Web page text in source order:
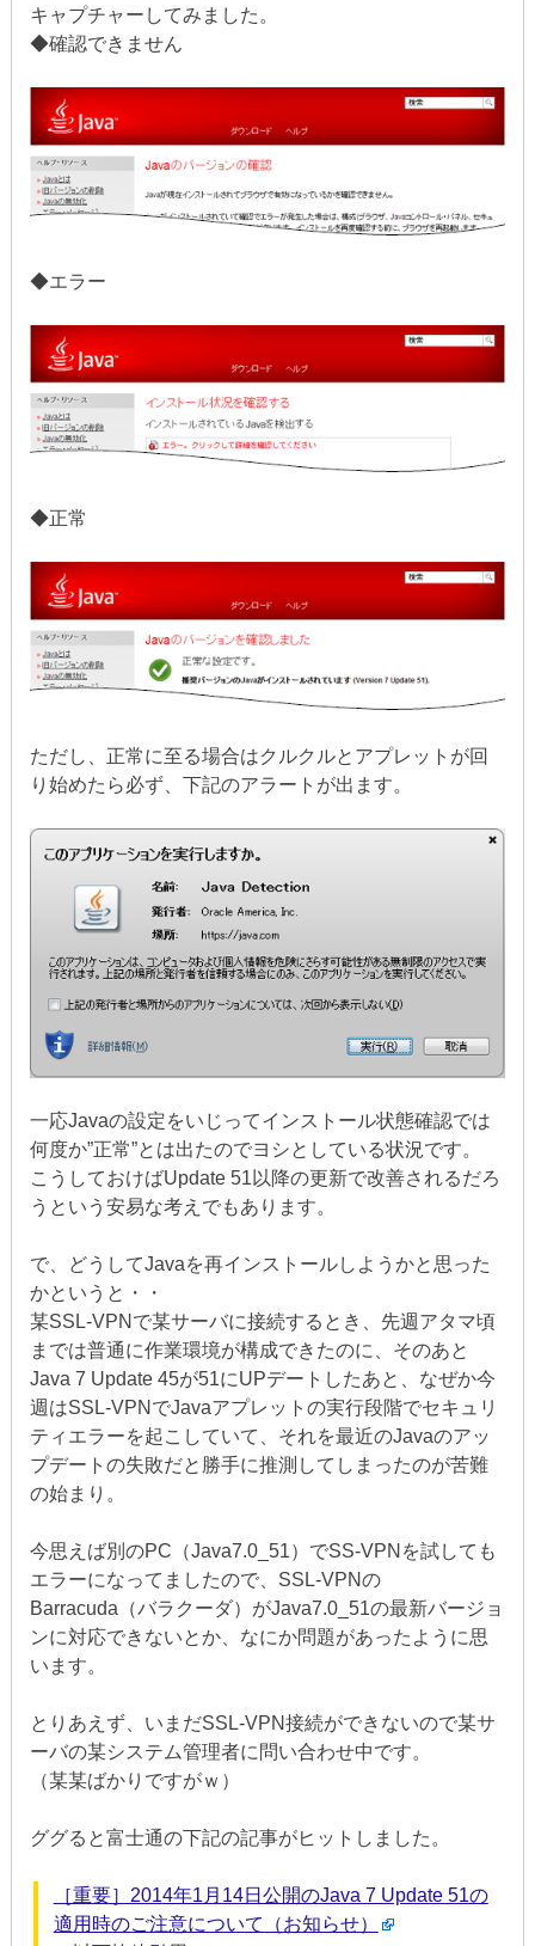
キャプチャーしてみました。
◆確認できません
◆エラー
◆正常
ただし、正常に至る場合はクルクルとアプレットが回
り始めたら必ず、下記のアラートが出ます。
一応Javaの設定をいじってインストール状態確認では
何度か”正常”とは出たのでヨシとしている状況です。
こうしておけばUpdate 51以降の更新で改善されるだろ
うという安易な考えでもあります。
で、どうしてJavaを再インストールしようかと思った
かというと・・
某SSL-VPNで某サーバに接続するとき、先週アタマ頃
までは普通に作業環境が構成できたのに、そのあと
Java 7 Update 45が51にUPデートしたあと、なぜか今
週はSSL-VPNでJavaアプレットの実行段階でセキュリ
ティエラーを起こしていて、それを最近のJavaのアッ
プデートの失敗だと勝手に推測してしまったのが苦難
の始まり。
今思えば別のPC（Java7.0_51）でSS-VPNを試しても
エラーになってましたので、SSL-VPNの
Barracuda（バラクーダ）がJava7.0_51の最新バージョ
ンに対応できないとか、なにか問題があったように思
います。
とりあえず、いまだSSL-VPN接続ができないので某サ
ーバの某システム管理者に問い合わせ中です。
（某某ばかりですがｗ）
ググると富士通の下記の記事がヒットしました。
［重要］2014年1月14日公開のJava 7 Update 51の
適用時のご注意について（お知らせ）